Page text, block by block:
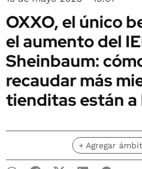
OXXO, el único
el aumento del
Sheinbaum:
recaudar más
tienditas están a
+ Agregar